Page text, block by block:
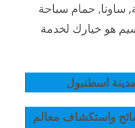
ساونا, حمام سباحة
هو خيارك لخدمة
اسطنبول
واستكشاف معالم